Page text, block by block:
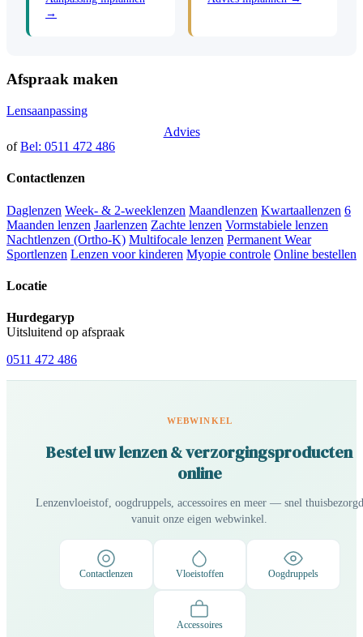
→
Afspraak maken
Lensaanpassing
Advies
of Bel: 0511 472 486
Contactlenzen
Daglenzen Week- & 2-weeklenzen Maandlenzen Kwartaallenzen 6
Maanden lenzen Jaarlenzen Zachte lenzen Vormstabiele lenzen
Nachtlenzen (Ortho-K) Multifocale lenzen Permanent Wear
Sportlenzen Lenzen voor kinderen Myopie controle Online bestellen
Locatie
Hurdegaryp
Uitsluitend op afspraak
0511 472 486
WEBWINKEL
Bestel uw lenzen & verzorgingsproducten
online
Lenzenvloeistof, oogdruppels, accessoires en meer — snel thuisbezorgd
vanuit onze eigen webwinkel.
Contactlenzen Vloeistoffen Oogdruppels
Accessoires